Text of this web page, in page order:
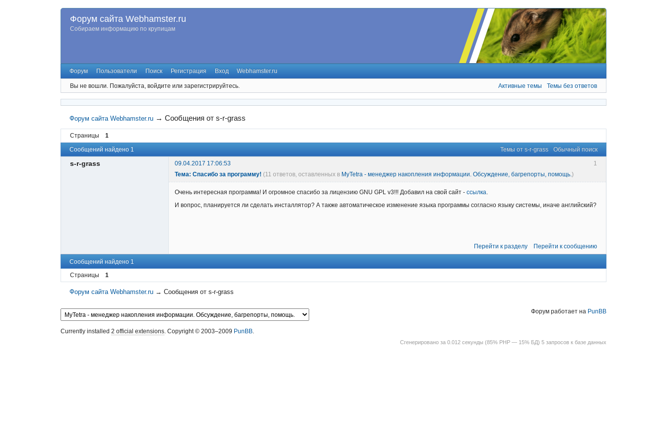
Форум сайта Webhamster.ru
Собираем информацию по крупицам
Форум Пользователи Поиск Регистрация Вход Webhamster.ru
Вы не вошли. Пожалуйста, войдите или зарегистрируйтесь. Активные темы Темы без ответов
Форум сайта Webhamster.ru →Сообщения от s-r-grass
Страницы
1
Темы от s-r-grass
Обычный поиск
Сообщений найдено 1
1
s-r-grass
09.04.2017 17:06:53
Тема: Спасибо за программу! (11 ответов, оставленных в MyTetra - менеджер накопления информации. Обсуждение, багрепорты, помощь.)
Очень интересная программа! И огромное спасибо за лицензию GNU GPL v3!!! Добавил на свой сайт - ссылка
И вопрос, планируется ли сделать инсталлятор? А также автоматическое изменение языка программы согласно языку системы, иначе английский?
Перейти к разделу Перейти к сообщению
Сообщений найдено 1
Страницы
1
Форум сайта Webhamster.ru →Сообщения от s-r-grass
Форум работает на PunBB
Currently installed 2 official extensions. Copyright © 2003–2009 PunBB.
Сгенерировано за 0.012 секунды (85% PHP — 15% БД) 5 запросов к базе данных